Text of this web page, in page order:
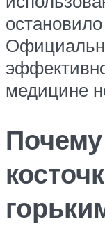
медицине